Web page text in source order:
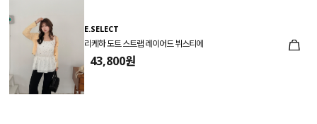
E.SELECT
리케하 도트 스트랩 레이어드 뷔스티에
43,800원